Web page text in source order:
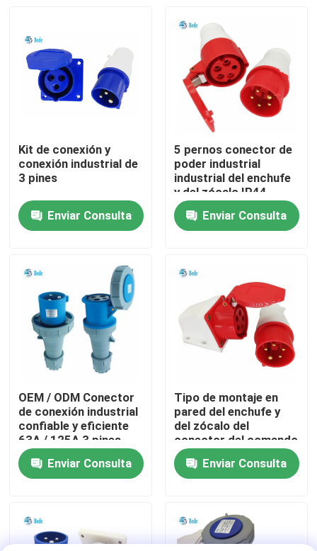
Productos
Sobre nosotros
recorrido por la fábrica
Control de calidad
Contacta con nosotros
Noticias
El blog
Conector de aviación GX
Kit de conexión y
conexión industrial de
3 pines
Enviar Consulta
5 pernos conector de
poder industrial
industrial del enchufe
y del zócalo IP44
AC380-415V 16A
Enviar Consulta
OEM / ODM Conector
de conexión industrial
confiable y eficiente
63A / 125A 3 pines
Enviar Consulta
Tipo de montaje en
pared del enchufe y
del zócalo del
conector del comando
IEC 60309 380-415V
16AmpEnviar Consulta